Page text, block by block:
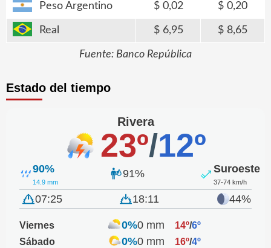
Peso Argentino 0,02 0,20
Real 6,95 8,65
Fuente: Banco República
Estado del tiempo
Rivera
23º/12º
90%
14.9 mm
91% Suroeste
37-74 km/h
07:25 18:11 44%
Viernes 0%0 mm 14º/6º
Sábado
0%0 mm 16º/4º